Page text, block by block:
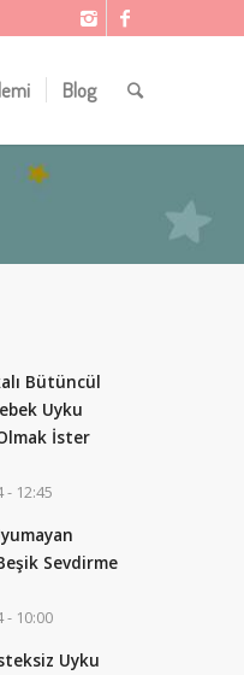
Blog
Bütüncül
Uyku
İster
- 12:45
Sevdirme
- 10:00
Uyku